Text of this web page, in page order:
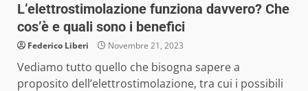
L’elettrostimolazione funziona davvero? Che
cos’è e quali sono i benefici
Federico Liberi Novembre 21, 2023
Vediamo tutto quello che bisogna sapere a
proposito dell’elettrostimolazione, tra cui i possibili